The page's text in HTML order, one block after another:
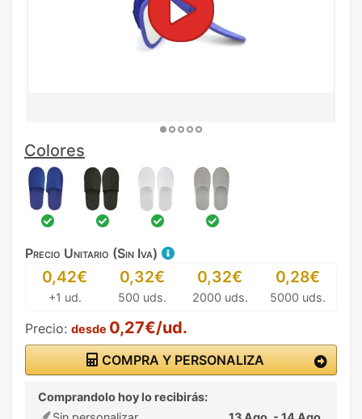
Colores
Precio Unitario (Sin Iva)
0,42€
+1 ud.
0,32€
500 uds.
0,32€
2000 uds.
0,28€
5000 uds.
Precio: desde 0,27€/ud.
COMPRA Y PERSONALIZA
Comprandolo hoy lo recibirás: